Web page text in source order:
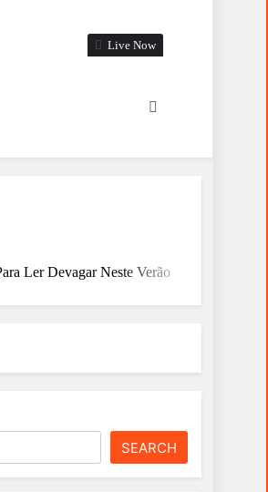
Live Now
Neste Verão Já Estamos A Chegar
SEARCH